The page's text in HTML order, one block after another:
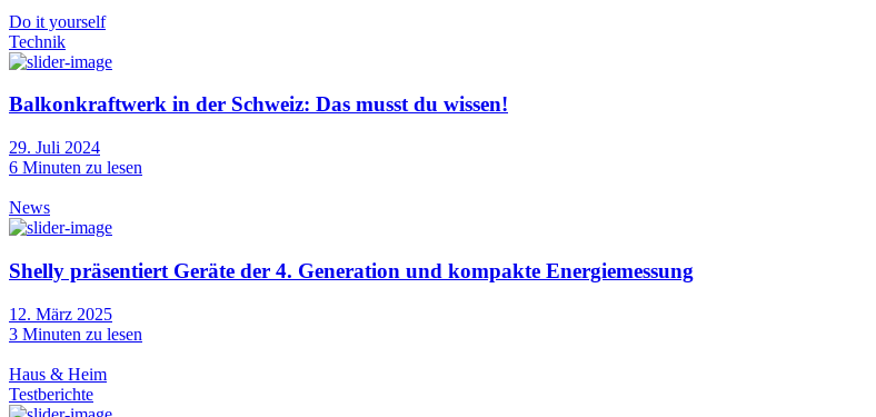
Do it yourself
Technik
Balkonkraftwerk in der Schweiz: Das musst du wissen!
29. Juli 2024
6 Minuten zu lesen
News
Shelly präsentiert Geräte der 4. Generation und kompakte Energiemessung
12. März 2025
3 Minuten zu lesen
Haus & Heim
Testberichte